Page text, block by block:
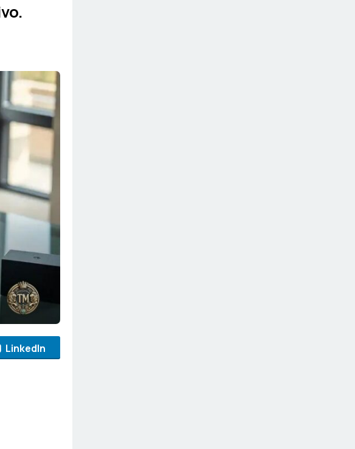
LinkedIn